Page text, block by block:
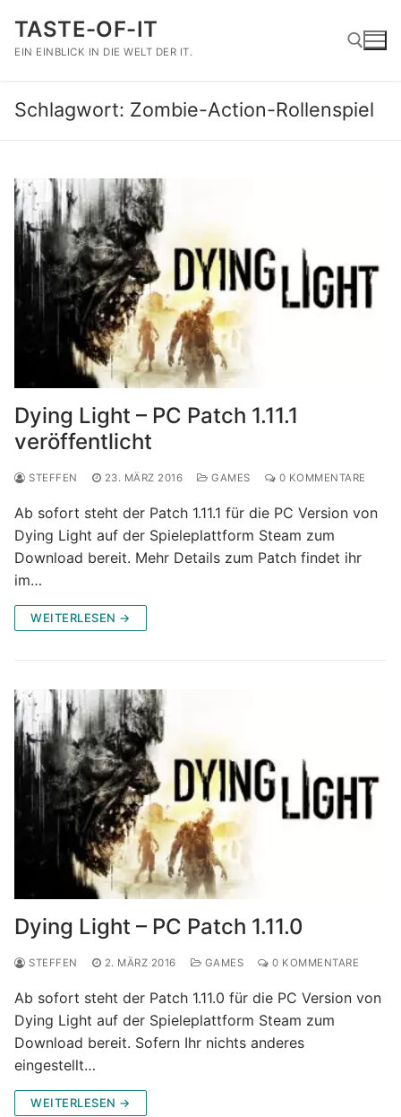
Inhalt
springen
TASTE-OF-IT
EIN EINBLICK IN DIE WELT DER IT.
Suchen nach:
Schlagwort: Zombie-Action-Rollenspiel
Dying Light – PC Patch 1.11.1
veröffentlicht
STEFFEN 23. MÄRZ 2016 GAMES 0 KOMMENTARE
Ab sofort steht der Patch 1.11.1 für die PC Version von
Dying Light auf der Spieleplattform Steam zum
Download bereit. Mehr Details zum Patch findet ihr
im…
WEITERLESEN →
Dying Light – PC Patch 1.11.0
STEFFEN 2. MÄRZ 2016 GAMES 0 KOMMENTARE
Ab sofort steht der Patch 1.11.0 für die PC Version von
Dying Light auf der Spieleplattform Steam zum
Download bereit. Sofern Ihr nichts anderes
eingestellt…
WEITERLESEN →